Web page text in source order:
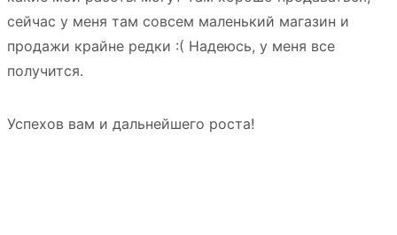
сейчас у меня там совсем маленький магазин и
продажи крайне редки :( Надеюсь, у меня все
получится.
Успехов вам и дальнейшего роста!